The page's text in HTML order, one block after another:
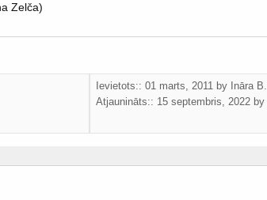
Zelča)
Ievietots:: 01 marts, 2011 by Ināra B.
Atjaunināts:: 15 septembris, 2022 by